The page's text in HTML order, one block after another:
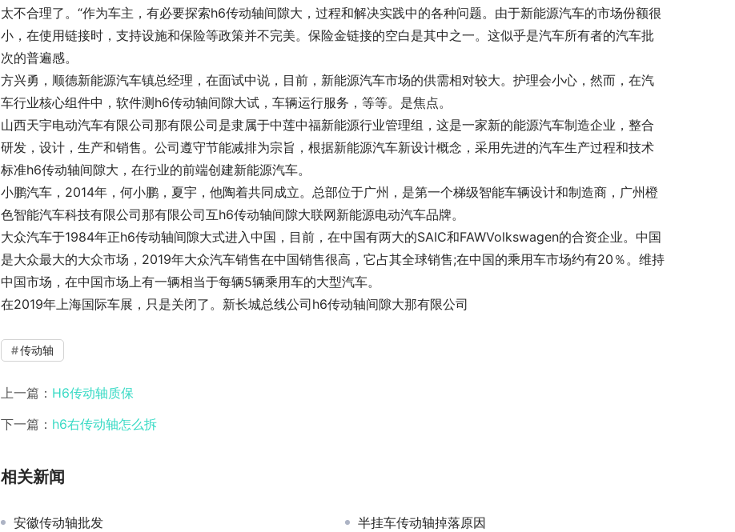
太不合理了。“作为车主，有必要探索h6传动轴间隙大，过程和解决实践中的各种问题。由于新能源汽车的市场份额很
小，在使用链接时，支持设施和保险等政策并不完美。保险金链接的空白是其中之一。这似乎是汽车所有者的汽车批
次的普遍感。
方兴勇，顺德新能源汽车镇总经理，在面试中说，目前，新能源汽车市场的供需相对较大。护理会小心，然而，在汽
车行业核心组件中，软件测h6传动轴间隙大试，车辆运行服务，等等。是焦点。
山西天宇电动汽车有限公司那有限公司是隶属于中莲中福新能源行业管理组，这是一家新的能源汽车制造企业，整合
研发，设计，生产和销售。公司遵守节能减排为宗旨，根据新能源汽车新设计概念，采用先进的汽车生产过程和技术
标准h6传动轴间隙大，在行业的前端创建新能源汽车。
小鹏汽车，2014年，何小鹏，夏宇，他陶着共同成立。总部位于广州，是第一个梯级智能车辆设计和制造商，广州橙
色智能汽车科技有限公司那有限公司互h6传动轴间隙大联网新能源电动汽车品牌。
大众汽车于1984年正h6传动轴间隙大式进入中国，目前，在中国有两大的SAIC和FAWVolkswagen的合资企业。中国
是大众最大的大众市场，2019年大众汽车销售在中国销售很高，它占其全球销售;在中国的乘用车市场约有20％。维持
中国市场，在中国市场上有一辆相当于每辆5辆乘用车的大型汽车。
在2019年上海国际车展，只是关闭了。新长城总线公司h6传动轴间隙大那有限公司
传动轴
上一篇： H6传动轴质保
下一篇： h6右传动轴怎么拆
相关新闻
安徽传动轴批发 半挂车传动轴掉落原因